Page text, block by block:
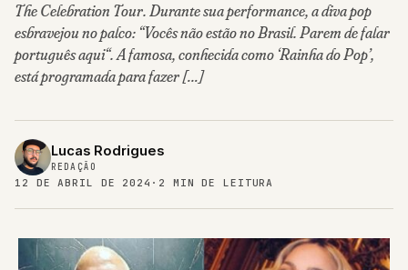
The Celebration Tour. Durante sua performance, a diva pop
esbravejou no palco: “Vocês não estão no Brasil. Parem de falar
português aqui“. A famosa, conhecida como ‘Rainha do Pop’,
está programada para fazer […]
Lucas Rodrigues
REDAÇÃO
12 DE ABRIL DE 2024 · 2 MIN DE LEITURA